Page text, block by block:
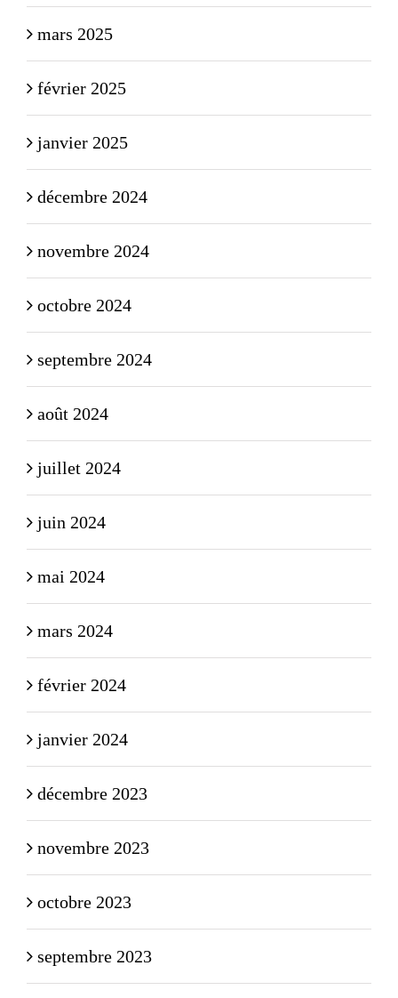
mars 2025
février 2025
janvier 2025
décembre 2024
novembre 2024
octobre 2024
septembre 2024
août 2024
juillet 2024
juin 2024
mai 2024
mars 2024
février 2024
janvier 2024
décembre 2023
novembre 2023
octobre 2023
septembre 2023